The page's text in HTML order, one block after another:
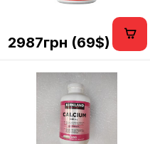
2987грн (69$)